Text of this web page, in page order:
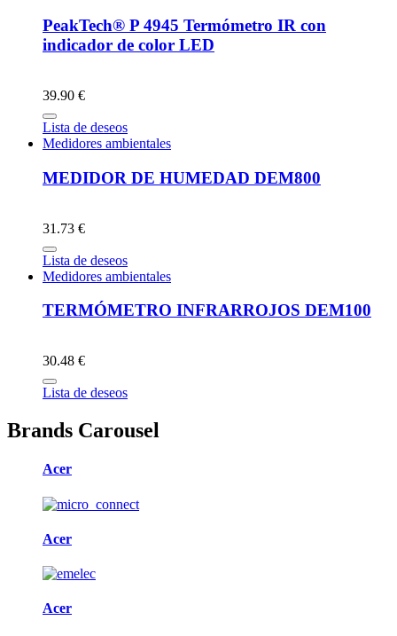
PeakTech® P 4945 Termómetro IR con
indicador de color LED
39.90 €
Lista de deseos
Medidores ambientales
MEDIDOR DE HUMEDAD DEM800
31.73 €
Lista de deseos
Medidores ambientales
TERMÓMETRO INFRARROJOS DEM100
30.48 €
Lista de deseos
Brands Carousel
Acer
Acer
Acer